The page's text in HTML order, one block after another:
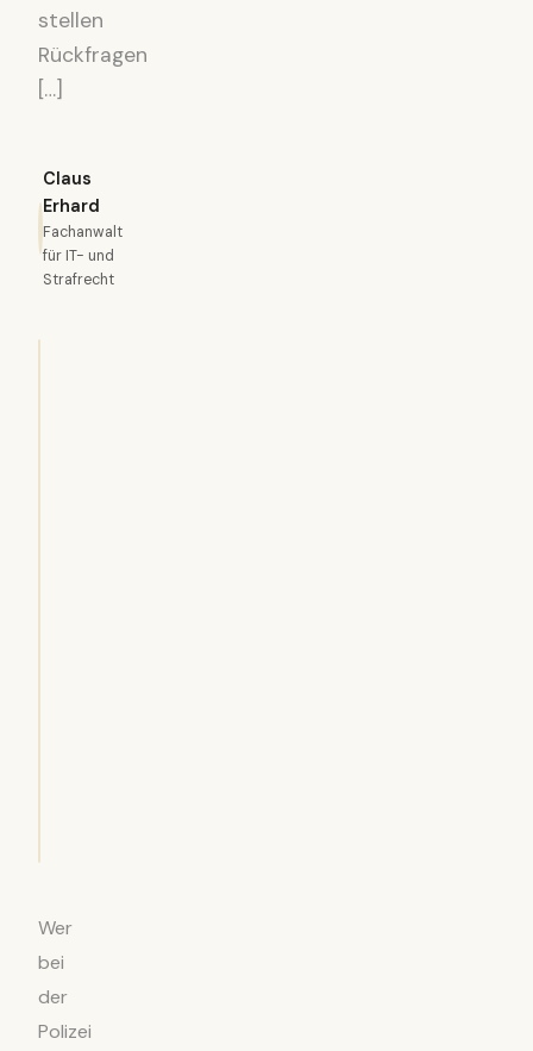
stellen
Rückfragen
[…]
Claus
Erhard
Fachanwalt
für IT- und
Strafrecht
Wer
bei
der
Polizei